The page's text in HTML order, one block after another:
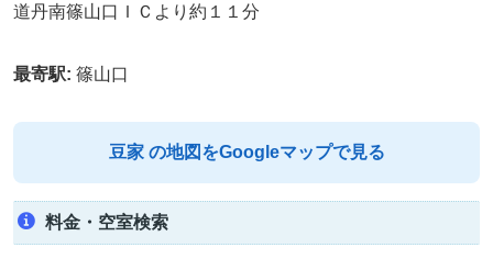
道丹南篠山口ＩＣより約１１分
最寄駅: 篠山口
豆家 の地図をGoogleマップで見る
料金・空室検索